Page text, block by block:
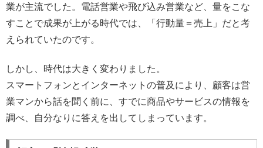
業が主流でした。電話営業や飛び込み営業など、量をこな
すことで成果が上がる時代では、「行動量＝売上」だと考
えられていたのです。
しかし、時代は大きく変わりました。
スマートフォンとインターネットの普及により、顧客は営
業マンから話を聞く前に、すでに商品やサービスの情報を
調べ、自分なりに答えを出してしまっています。